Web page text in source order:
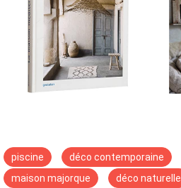
piscine déco contemporaine
maison majorque
déco naturelle